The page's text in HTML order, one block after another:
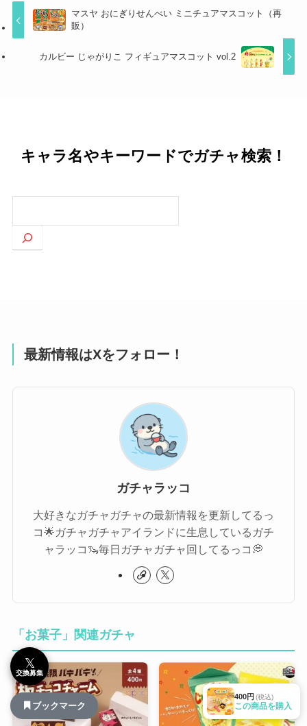
マスヤ おにぎりせんべい ミニチュアマスコット（再
販）
カルビー じゃがりこ フィギュアマスコット vol.2
キャラ名やキーワードでガチャ検索！
索
最新情報はXをフォロー！
ガチャラッコ
大好きなガチャガチャの最新情報を更新してるっ
コ🌟ガチャガチャアイランドに生息しているガチ
ャラッコ🦦毎日ガチャガチャ回してるっコ💭
「お菓子」関連ガチャ
400円 (税込)
この商品を購入
𝕏
交換募集
ブックマーク